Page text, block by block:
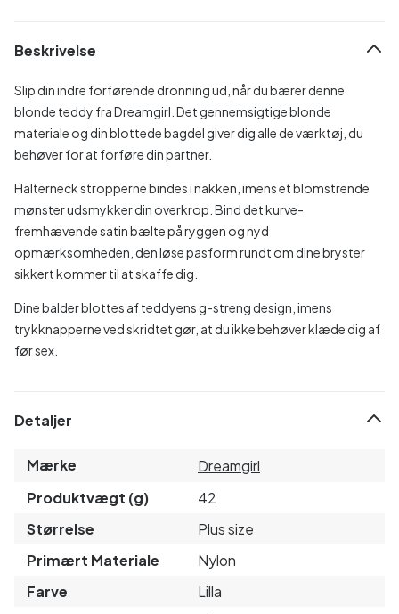
Beskrivelse
Slip din indre forførende dronning ud, når du bærer denne
blonde teddy fra Dreamgirl. Det gennemsigtige blonde
materiale og din blottede bagdel giver dig alle de værktøj, du
behøver for at forføre din partner.
Halterneck stropperne bindes i nakken, imens et blomstrende
mønster udsmykker din overkrop. Bind det kurve-
fremhævende satin bælte på ryggen og nyd
opmærksomheden, den løse pasform rundt om dine bryster
sikkert kommer til at skaffe dig.
Dine balder blottes af teddyens g-streng design, imens
trykknapperne ved skridtet gør, at du ikke behøver klæde dig af
før sex.
Detaljer
Mærke
Dreamgirl
Produktvægt (g)
42
Størrelse
Plus size
Primært Materiale
Nylon
Farve
Lilla